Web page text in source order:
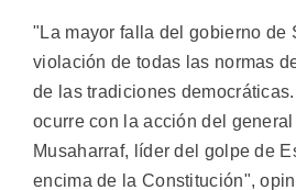
"La mayor falla del gobierno de
violación de todas las normas
de las tradiciones
ocurre con la acción del
Musaharraf, líder del golpe de
encima de la Constitución",